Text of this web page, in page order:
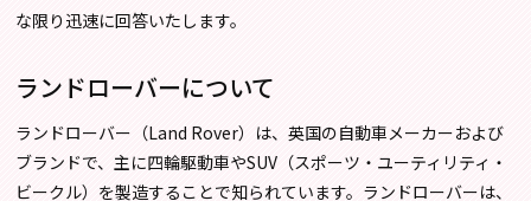
な限り迅速に回答いたします。
ランドローバーについて
ランドローバー（Land Rover）は、英国の自動車メーカーおよび
ブランドで、主に四輪駆動車やSUV（スポーツ・ユーティリティ・
ビークル）を製造することで知られています。ランドローバーは、